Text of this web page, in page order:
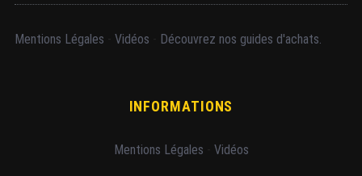
Mentions Légales Vidéos Découvrez nos guides d'achats.
INFORMATIONS
Mentions Légales Vidéos